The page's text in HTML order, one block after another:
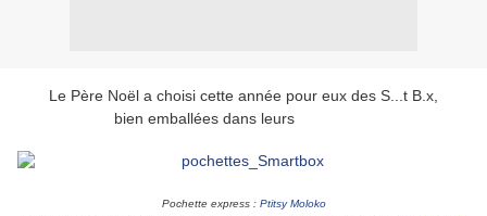
Le Père Noël a choisi cette année pour eux des S...t B.x,
bien emballées dans leurs
Pochette express : Ptitsy Moloko